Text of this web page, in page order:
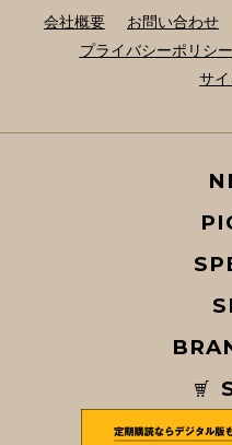
会社概要 お問い合わせ
プライバシーポリシー
サ